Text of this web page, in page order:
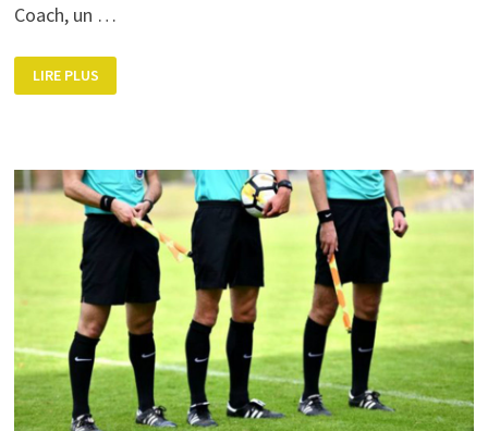
Coach, un …
STATION
COACH,
ENTRAÎNEURS
LIRE PLUS